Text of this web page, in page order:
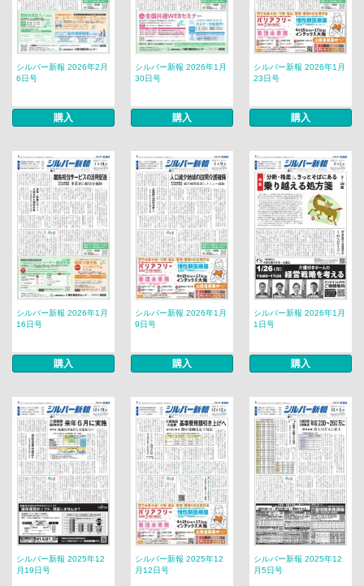
シルバー新報 2026年2月
6日号
購入
シルバー新報 2026年1月
30日号
購入
シルバー新報 2026年1月
23日号
購入
シルバー新報 2026年1月
16日号
購入
シルバー新報 2026年1月
9日号
購入
シルバー新報 2026年1月
1日号
購入
シルバー新報 2025年12
月19日号
シルバー新報 2025年12
月12日号
シルバー新報 2025年12
月5日号